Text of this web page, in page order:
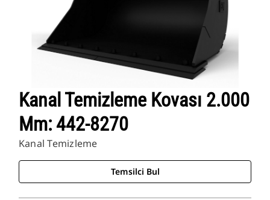
Kanal Temizleme Kovası 2.000
Mm: 442-8270
Kanal Temizleme
Temsilci Bul